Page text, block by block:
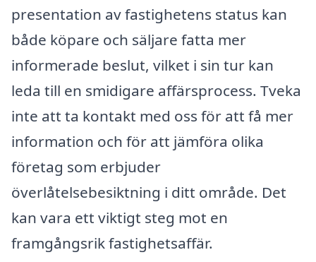
presentation av fastighetens status kan
både köpare och säljare fatta mer
informerade beslut, vilket i sin tur kan
leda till en smidigare affärsprocess. Tveka
inte att ta kontakt med oss för att få mer
information och för att jämföra olika
företag som erbjuder
överlåtelsebesiktning i ditt område. Det
kan vara ett viktigt steg mot en
framgångsrik fastighetsaffär.